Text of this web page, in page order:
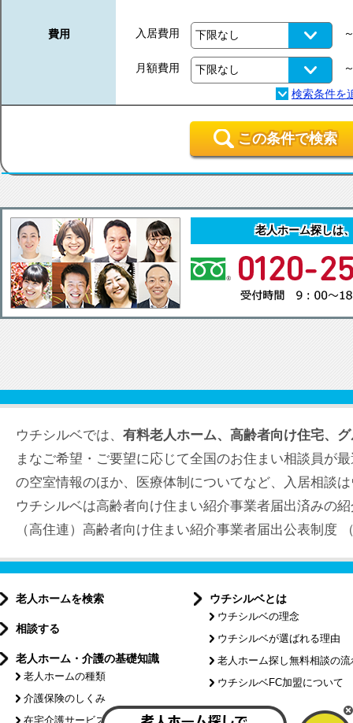
費用 入居費用
月額費用
この条件で検索
老人ホーム探しは
ウチシルベでは、 有料老人ホーム、高齢者向け住宅、
まなご希望・ご要望に応じて全国のお住まい相談員が
の空室情報のほか、医療体制についてなど、入居相談
ウチシルベは高齢者向け住まい紹介事業者届出済みの
（高住連）高齢者向け住まい紹介事業者届出公表制度
老人ホームを検索
相談する
老人ホーム・介護の基礎知識
老人ホームの種類
介護保険のしくみ
在宅介護サービスについて
ウチシルベとは
ウチシルベの理念
ウチシルベが選ばれる理由
老人ホーム探し無料相談の流
ウチシルベFC加盟について
特集記事